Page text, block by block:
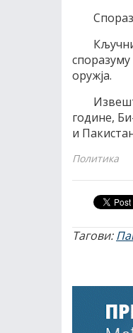
оружја.
године,
и
Политика
Тагови: